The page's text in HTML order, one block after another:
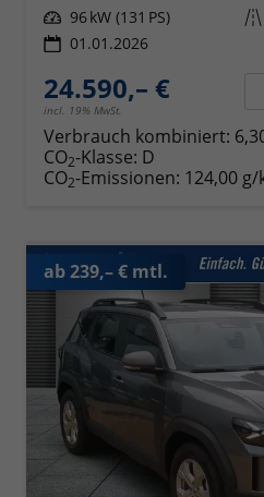
Leistung 96 kW (131 PS) Kilometerstand
01.01.2026
24.590,– €
incl. 19% MwSt.
Verbrauch kombiniert:
CO2-Klasse: D
CO2-Emissionen: 124,00 g/
ab 239,– € mtl.